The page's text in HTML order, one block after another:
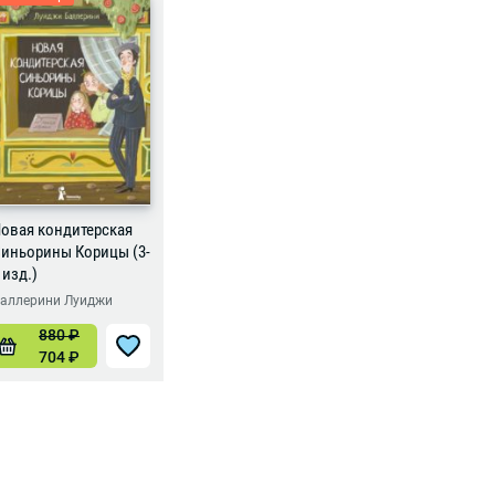
кондитерская
Корицы (3-
изд.)
Луиджи
880₽
704₽